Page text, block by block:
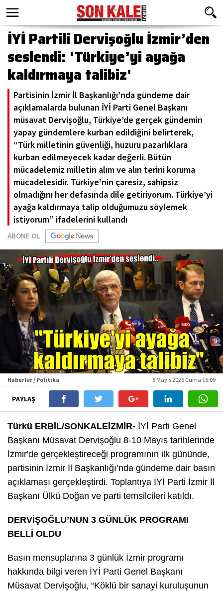
İYİ Partili Dervişoğlu İzmir’den
seslendi: 'Türkiye’yi ayağa
kaldırmaya talibiz'
Partisinin İzmir İl Başkanlığı’nda gündeme dair
açıklamalarda bulunan İYİ Parti Genel Başkanı
müsavat Dervişoğlu, Türkiye’de gerçek gündemin
yapay gündemlere kurban edildiğini belirterek,
“Türk milletinin güvenliği, huzuru pazarlıklara
kurban edilmeyecek kadar değerli. Bütün
mücadelemiz milletin alım ve alın terini koruma
mücadelesidir. Türkiye’nin çaresiz, sahipsiz
olmadığını her defasında dile getiriyorum. Türkiye’yi
ayağa kaldırmaya talip olduğumuzu söylemek
istiyorum” ifadelerini kullandı
ABONE OL
Haberler / Politika 8 Mayıs 2026 Cuma 15:09
PAYLAŞ
Türkü ERBİL/SONKALEİZMİR- İYİ Parti Genel
Başkanı Müsavat Dervişoğlu 8-10 Mayıs tarihlerinde
İzmir'de gerçekleştireceği programının ilk gününde,
partisinin İzmir İl Başkanlığı’nda gündeme dair basın
açıklaması gerçekleştirdi. Toplantıya İYİ Parti İzmir İl
Başkanı Ülkü Doğan ve parti temsilcileri katıldı.
DERVİŞOĞLU’NUN 3 GÜNLÜK PROGRAMI
BELLİ OLDU
Basın mensuplarına 3 günlük İzmir programı
hakkında bilgi veren İYİ Parti Genel Başkanı
Müsavat Dervişoğlu, “Köklü bir sanayi kuruluşunun